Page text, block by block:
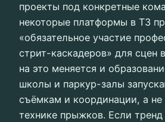
проекты под конкретные
некоторые платформы в ТЗ
«обязательное участие
стрит-каскадеров» для сцен
на это меняется и
школы и паркур-залы
съёмкам и координации, а не
технике прыжков. Если тренд